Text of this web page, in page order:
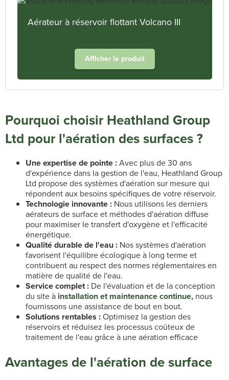
Aérateur à réservoir flottant Volcano III
Afficher le produit
Pourquoi choisir Heathland Group
Ltd pour l'aération des surfaces ?
Une expertise de pointe :Avec plus de 30 ans
d'expérience dans la gestion de l'eau, Heathland Group
Ltd propose des systèmes d'aération sur mesure qui
répondent aux besoins spécifiques de votre réservoir.
Technologie innovante : Nous utilisons les derniers
aérateurs de surface et méthodes d'aération diffuse
pour maximiser le transfert d'oxygène et l'efficacité
énergétique.
Qualité durable de l'eau : Nos systèmes d'aération
favorisent l'équilibre écologique à long terme et
contribuent au respect des normes réglementaires en
matière de qualité de l'eau.
Service complet : De l'évaluation et de la conception
du site à installation et maintenance continue, nous
fournissons une assistance de bout en bout.
Solutions rentables :Optimisez la gestion des
réservoirs et réduisez les processus coûteux de
traitement de l'eau grâce à une aération efficace
Avantages de l'aération de surface